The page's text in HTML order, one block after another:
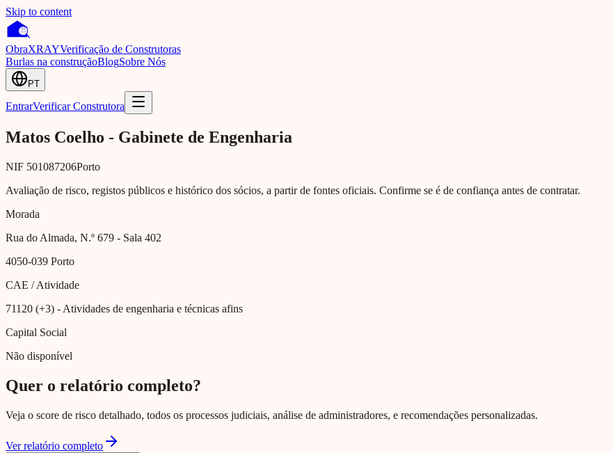
Skip to content
ObraXRAYVerificação de Construtoras
Burlas na construçãoBlogSobre Nós
PT
EntrarVerificar Construtora
Matos Coelho - Gabinete de Engenharia
NIF 501087206Porto
Avaliação de risco, registos públicos e histórico dos sócios, a partir de fontes oficiais. Confirme se é de confiança antes de contratar.
Morada
Rua do Almada, N.º 679 - Sala 402
4050-039 Porto
CAE / Atividade
71120 (+3) - Atividades de engenharia e técnicas afins
Capital Social
Não disponível
Quer o relatório completo?
Veja o score de risco detalhado, todos os processos judiciais, análise de administradores, e recomendações personalizadas.
Ver relatório completo